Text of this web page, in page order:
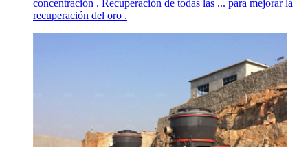
concentración . Recuperación de todas las ... para mejorar la
recuperación del oro .